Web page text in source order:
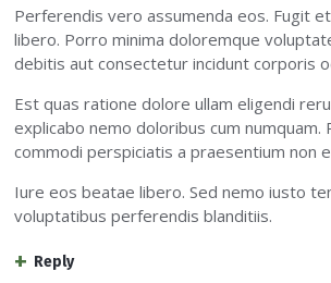
Perferendis vero assumenda eos. Fugit
libero. Porro minima doloremque
debitis aut consectetur incidunt corporis
Est quas ratione dolore ullam eligendi
explicabo nemo doloribus cum numquam.
commodi perspiciatis a praesentium non
Iure eos beatae libero. Sed nemo iusto
voluptatibus perferendis blanditiis.
Reply